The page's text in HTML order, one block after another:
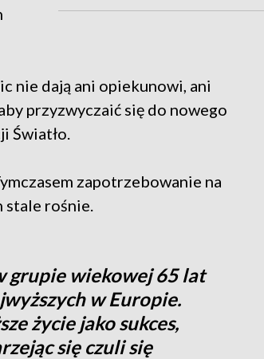
nie dają ani opiekunowi, ani
przyzwyczaić się do nowego
Światło.
zapotrzebowanie na
rośnie.
grupie wiekowej 65 lat
w Europie.
życie jako sukces,
się czuli się